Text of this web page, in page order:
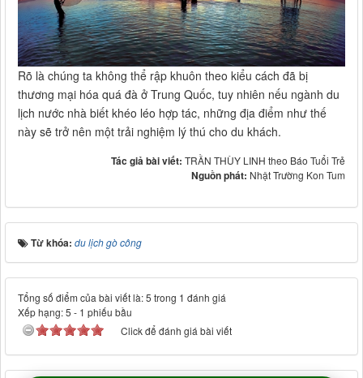
Rõ là chúng ta không thể rập khuôn theo kiểu cách đã bị
thương mại hóa quá đà ở Trung Quốc, tuy nhiên nếu ngành du
lịch nước nhà biết khéo léo hợp tác, những địa điểm như thế
này sẽ trở nên một trải nghiệm lý thú cho du khách.
Tác giả bài viết: TRẦN THÙY LINH theo Báo Tuổi Trẻ
Nguồn phát: Nhật Trường Kon Tum
Từ khóa: du lịch gò công
Tổng số điểm của bài viết là: 5 trong 1 đánh giá
Xếp hạng:5 - 1 phiếu bầu
Click để đánh giá bài viết